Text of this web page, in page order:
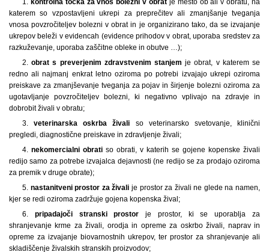
1. kontrolna točka za vnos bolezni v obrat je mesto ob ali v obratu, na
katerem so vzpostavljeni ukrepi za preprečitev ali zmanjšanje tveganja
vnosa povzročiteljev bolezni v obrat in je organizirano tako, da se izvajanje
ukrepov beleži v evidencah (evidence prihodov v obrat, uporaba sredstev za
razkuževanje, uporaba zaščitne obleke in obutve …);
2.obrat s preverjenim zdravstvenim stanjem je obrat, v katerem se
redno ali najmanj enkrat letno oziroma po potrebi izvajajo ukrepi oziroma
preiskave za zmanjševanje tveganja za pojav in širjenje bolezni oziroma za
ugotavljanje povzročiteljev bolezni, ki negativno vplivajo na zdravje in
dobrobit živali v obratu;
3.veterinarska oskrba živali so veterinarsko svetovanje, klinični
pregledi, diagnostične preiskave in zdravljenje živali;
4. nekomercialni obrati so obrati, v katerih se gojene kopenske živali
redijo samo za potrebe izvajalca dejavnosti (ne redijo se za prodajo oziroma
za premik v druge obrate);
5. nastanitveni prostor za živali je prostor za živali ne glede na namen,
kjer se redi oziroma zadržuje gojena kopenska žival;
6. pripadajoči stranski prostor je prostor, ki se uporablja za
shranjevanje krme za živali, orodja in opreme za oskrbo živali, naprav in
opreme za izvajanje biovarnostnih ukrepov, ter prostor za shranjevanje ali
skladiščenje živalskih stranskih proizvodov;